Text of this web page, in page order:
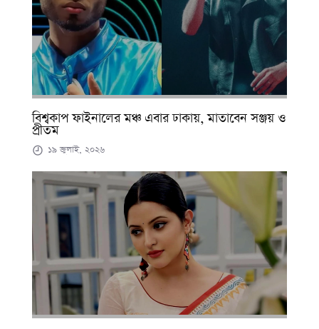
বিশ্বকাপ ফাইনালের মঞ্চ এবার ঢাকায়, মাতাবেন সঞ্জয় ও
প্রীতম
১৯ জুলাই, ২০২৬